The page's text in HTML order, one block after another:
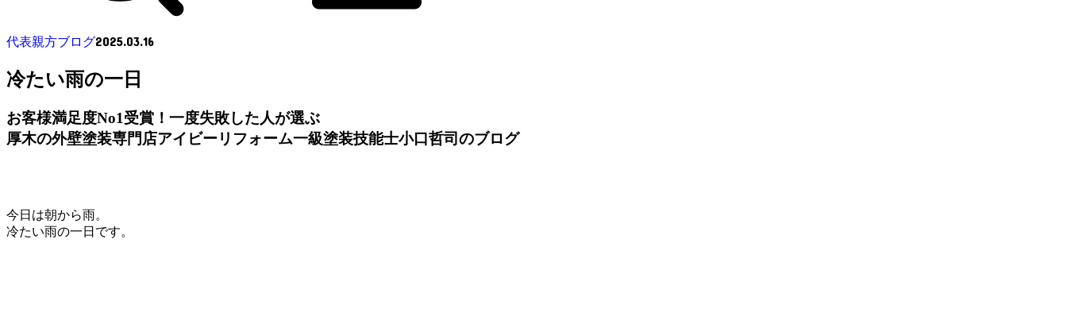
代表親方ブログ2025.03.16
冷たい雨の一日
お客様満足度No1受賞！一度失敗した人が選ぶ
厚木の外壁塗装専門店アイビーリフォーム一級塗装技能士小口哲司のブログ
今日は朝から雨。
冷たい雨の一日です。